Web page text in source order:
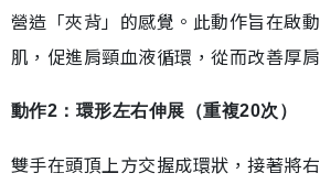
營造「夾背」的感覺。此動作旨在啟
肌，促進肩頸血液循環，從而改善厚
動作2：環形左右伸展（重複20次）
雙手在頭頂上方交握成環狀，接著將